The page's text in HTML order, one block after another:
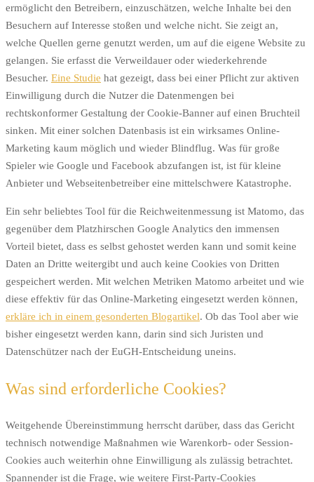
ermöglicht den Betreibern, einzuschätzen, welche Inhalte bei den
Besuchern auf Interesse stoßen und welche nicht. Sie zeigt an,
welche Quellen gerne genutzt werden, um auf die eigene Website zu
gelangen. Sie erfasst die Verweildauer oder wiederkehrende
Besucher. Eine Studie hat gezeigt, dass bei einer Pflicht zur aktiven
Einwilligung durch die Nutzer die Datenmengen bei
rechtskonformer Gestaltung der Cookie-Banner auf einen Bruchteil
sinken. Mit einer solchen Datenbasis ist ein wirksames Online-
Marketing kaum möglich und wieder Blindflug. Was für große
Spieler wie Google und Facebook abzufangen ist, ist für kleine
Anbieter und Webseitenbetreiber eine mittelschwere Katastrophe.
Ein sehr beliebtes Tool für die Reichweitenmessung ist Matomo, das
gegenüber dem Platzhirschen Google Analytics den immensen
Vorteil bietet, dass es selbst gehostet werden kann und somit keine
Daten an Dritte weitergibt und auch keine Cookies von Dritten
gespeichert werden. Mit welchen Metriken Matomo arbeitet und wie
diese effektiv für das Online-Marketing eingesetzt werden können,
erkläre ich in einem gesonderten Blogartikel. Ob das Tool aber wie
bisher eingesetzt werden kann, darin sind sich Juristen und
Datenschützer nach der EuGH-Entscheidung uneins.
Was sind erforderliche Cookies?
Weitgehende Übereinstimmung herrscht darüber, dass das Gericht
technisch notwendige Maßnahmen wie Warenkorb- oder Session-
Cookies auch weiterhin ohne Einwilligung als zulässig betrachtet.
Spannender ist die Frage, wie weitere First-Party-Cookies